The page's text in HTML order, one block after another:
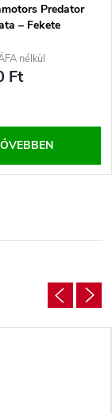
Predator
– Fekete
nélkül
Ft